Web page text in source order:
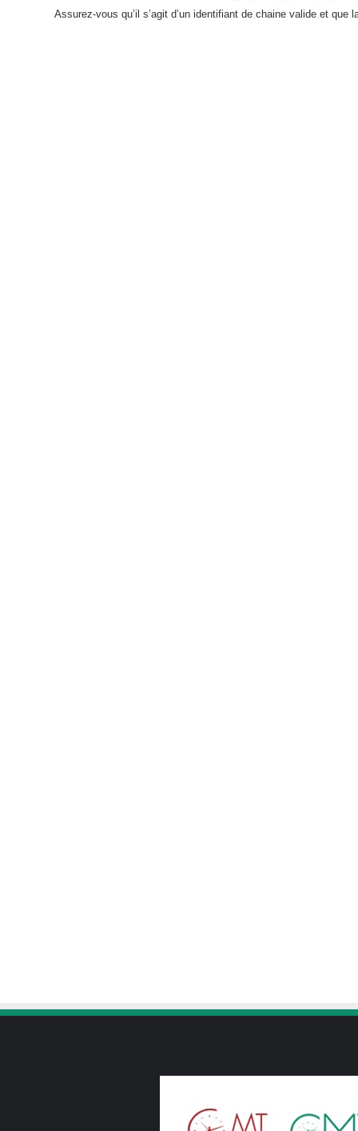
Assurez-vous qu’il s’agit d’un identifiant de chaine valide et